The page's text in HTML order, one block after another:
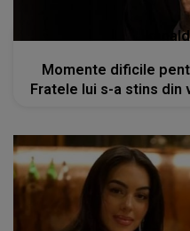
Momente dificile
Fratele lui s-a stins din